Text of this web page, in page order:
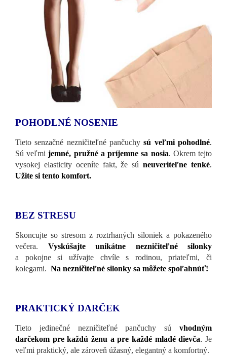
POHODLNÉ NOSENIE
Tieto senzačné nezničiteľné pančuchysú veľmi pohodlné.
Sú veľmijemné, pružné a príjemne sa nosia. Okrem tejto
vysokej elasticity oceníte fakt, že súneuveriteľne tenké.
Užite si tento komfort.
BEZ STRESU
Skoncujte so stresom z roztrhaných siloniek a pokazeného
večera.
Vyskúšajte unikátne nezničiteľné silonky
a pokojne si užívajte chvíle s rodinou, priateľmi, či
kolegami. Na nezničiteľné silonky sa môžete spoľahnúť!
PRAKTICKÝ DARČEK
Tieto jedinečné nezničiteľné pančuchy sú vhodným
darčekom pre každú ženu a pre každé mladé dievča. Je
veľmi praktický, ale zároveň úžasný, elegantný a komfortný.